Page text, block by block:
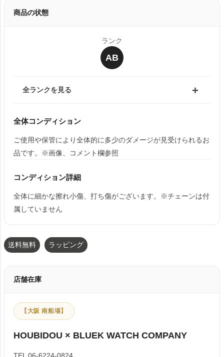
商品の状態
ランク
AB
全ランクを見る
全体コンディション
ご使用や保管により全体的に多少のダメージが見受けられるお
品です。※画像、コメント欄参照
コンディション詳細
全体に細かな擦れ小傷、打ち傷がございます。※チェーンは付
属していません
送料無料 ラッピング
店舗在庫
【大阪 南船場】
HOUBIDOU × BLUEK WATCH COMPANY